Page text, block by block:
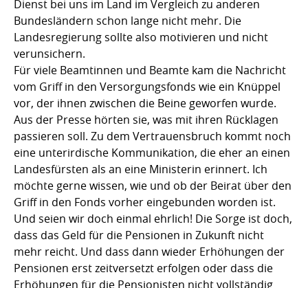
Dienst bei uns im Land im Vergleich zu anderen
Bundesländern schon lange nicht mehr. Die
Landesregierung sollte also motivieren und nicht
verunsichern.
Für viele Beamtinnen und Beamte kam die Nachricht
vom Griff in den Versorgungsfonds wie ein Knüppel
vor, der ihnen zwischen die Beine geworfen wurde.
Aus der Presse hörten sie, was mit ihren Rücklagen
passieren soll. Zu dem Vertrauensbruch kommt noch
eine unterirdische Kommunikation, die eher an einen
Landesfürsten als an eine Ministerin erinnert. Ich
möchte gerne wissen, wie und ob der Beirat über den
Griff in den Fonds vorher eingebunden worden ist.
Und seien wir doch einmal ehrlich! Die Sorge ist doch,
dass das Geld für die Pensionen in Zukunft nicht
mehr reicht. Und dass dann wieder Erhöhungen der
Pensionen erst zeitversetzt erfolgen oder dass die
Erhöhungen für die Pensionisten nicht vollständig